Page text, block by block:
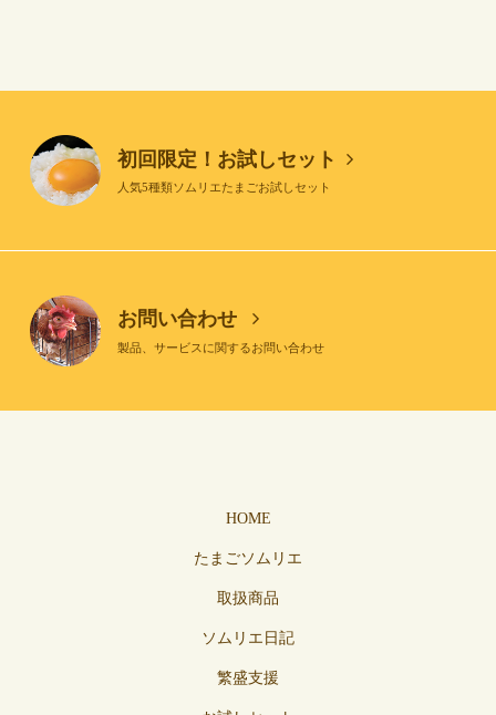
初回限定！お試しセット
人気5種類ソムリエたまごお試しセット
お問い合わせ
製品、サービスに関するお問い合わせ
HOME
たまごソムリエ
取扱商品
ソムリエ日記
繁盛支援